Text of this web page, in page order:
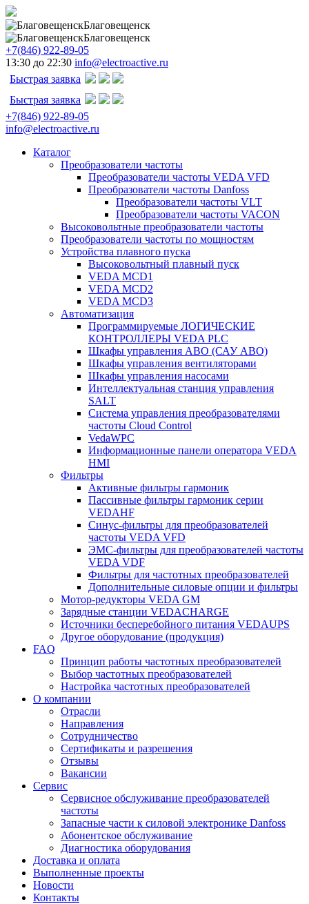
Благовещенск
Благовещенск
+7(846) 922-89-05
13:30 до 22:30 info@electroactive.ru
Быстрая заявка
Быстрая заявка
+7(846) 922-89-05
info@electroactive.ru
Каталог
Преобразователи частоты
Преобразователи частоты VEDA VFD
Преобразователи частоты Danfoss
Преобразователи частоты VLT
Преобразователи частоты VACON
Высоковольтные преобразователи частоты
Преобразователи частоты по мощностям
Устройства плавного пуска
Высоковольтный плавный пуск
VEDA MCD1
VEDA MCD2
VEDA MCD3
Автоматизация
Программируемые ЛОГИЧЕСКИЕ
КОНТРОЛЛЕРЫ VEDA PLC
Шкафы управления АВО (САУ АВО)
Шкафы управления вентиляторами
Шкафы управления насосами
Интеллектуальная станция управления
SALT
Система управления преобразователями
частоты Cloud Control
VedaWPC
Информационные панели оператора VEDA
HMI
Фильтры
Активные фильтры гармоник
Пассивные фильтры гармоник серии
VEDAHF
Синус-фильтры для преобразователей
частоты VEDA VFD
ЭМС-фильтры для преобразователей частоты
VEDA VDF
Фильтры для частотных преобразователей
Дополнительные силовые опции и фильтры
Мотор-редукторы VEDA GM
Зарядные станции VEDACHARGE
Источники бесперебойного питания VEDAUPS
Другое оборудование (продукция)
FAQ
Принцип работы частотных преобразователей
Выбор частотных преобразователей
Настройка частотных преобразователей
О компании
Отрасли
Направления
Сотрудничество
Сертификаты и разрешения
Отзывы
Вакансии
Сервис
Сервисное обслуживание преобразователей
частоты
Запасные части к силовой электронике Danfoss
Абонентское обслуживание
Диагностика оборудования
Доставка и оплата
Выполненные проекты
Новости
Контакты